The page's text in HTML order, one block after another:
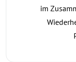
im